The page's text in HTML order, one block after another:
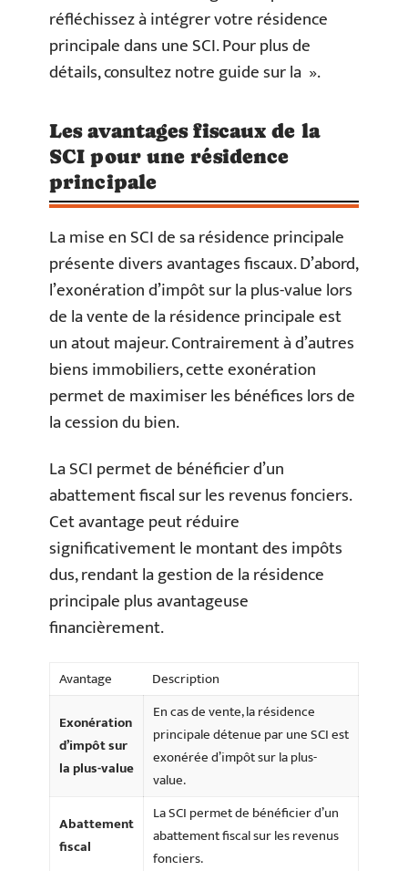
réfléchissez à intégrer votre résidence
principale dans une SCI. Pour plus de
détails, consultez notre guide sur la ».
Les avantages fiscaux de la
SCI pour une résidence
principale
La mise en SCI de sa résidence principale
présente divers avantages fiscaux. D’abord,
l’exonération d’impôt sur la plus-value lors
de la vente de la résidence principale est
un atout majeur. Contrairement à d’autres
biens immobiliers, cette exonération
permet de maximiser les bénéfices lors de
la cession du bien.
La SCI permet de bénéficier d’un
abattement fiscal sur les revenus fonciers.
Cet avantage peut réduire
significativement le montant des impôts
dus, rendant la gestion de la résidence
principale plus avantageuse
financièrement.
Avantage
Description
Exonération
d’impôt sur
la plus-value
En cas de vente, la résidence
principale détenue par une SCI est
exonérée d’impôt sur la plus-
value.
Abattement
fiscal
La SCI permet de bénéficier d’un
abattement fiscal sur les revenus
fonciers.